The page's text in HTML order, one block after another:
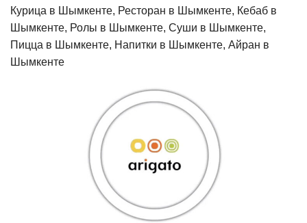
Курица в Шымкенте, Ресторан в Шымкенте, Кебаб в
Шымкенте, Ролы в Шымкенте, Суши в Шымкенте,
Пицца в Шымкенте, Напитки в Шымкенте, Айран в
Шымкенте